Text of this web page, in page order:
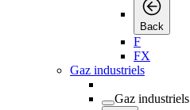
Back
F
FX
Gaz industriels
Gaz industriels